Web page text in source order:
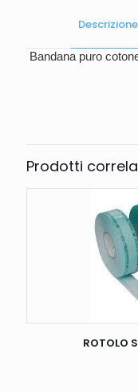
Descrizione
Bandana puro
Prodotti
ROTOLO